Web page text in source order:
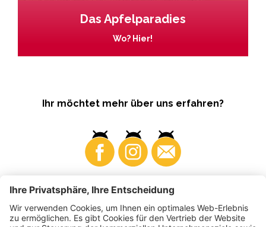
Das Apfelparadies
Wo? Hier!
Ihr möchtet mehr über uns erfahren?
Business Produzenten